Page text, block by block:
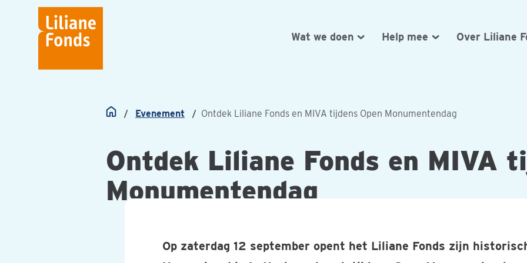
Liliane
Fonds
Wat we doen Help mee Over Liliane
Home Evenement Ontdek Liliane Fonds en MIVA tijdens Open Monumentendag
Ontdek Liliane Fonds en MIVA
Monumentendag
Op zaterdag 12 september opent het Liliane Fonds zijn